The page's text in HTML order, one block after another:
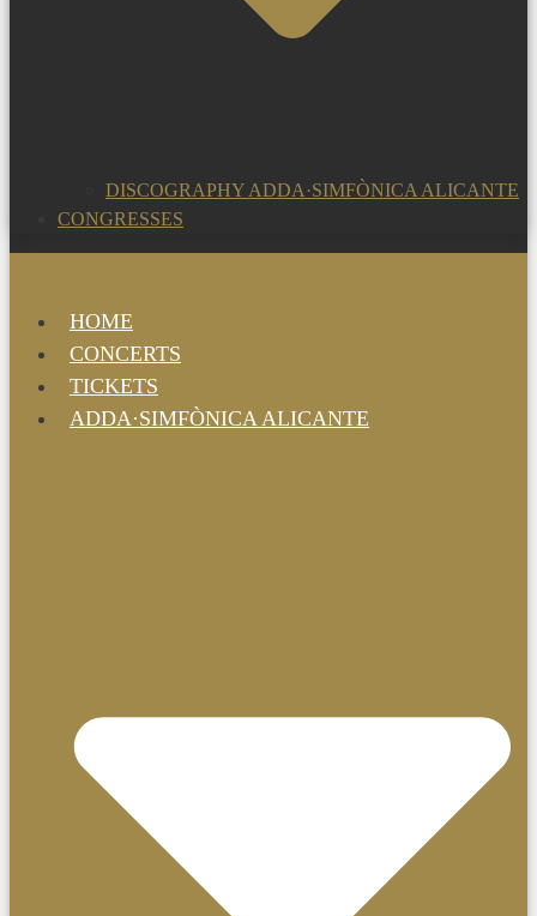
DISCOGRAPHY ADDA·SIMFÒNICA ALICANTE
CONGRESSES
HOME
CONCERTS
TICKETS
ADDA·SIMFÒNICA ALICANTE